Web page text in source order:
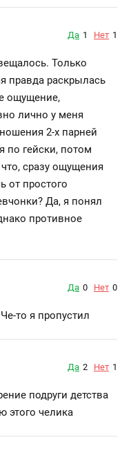
Да 1 Нет 1
Только
правда раскрылась
ощущение,
лично у меня
2-х парней
по гейски, потом
сразу ощущения
от простого
Да, я понял
противное
Да 0 Нет 0
то я пропустил
Да 2 Нет 1
подруги детства
этого челика